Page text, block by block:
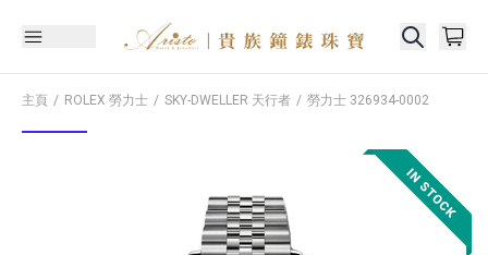
主頁 ROLEX 勞力士 SKY-DWELLER 天行者 勞力士 326934-0002